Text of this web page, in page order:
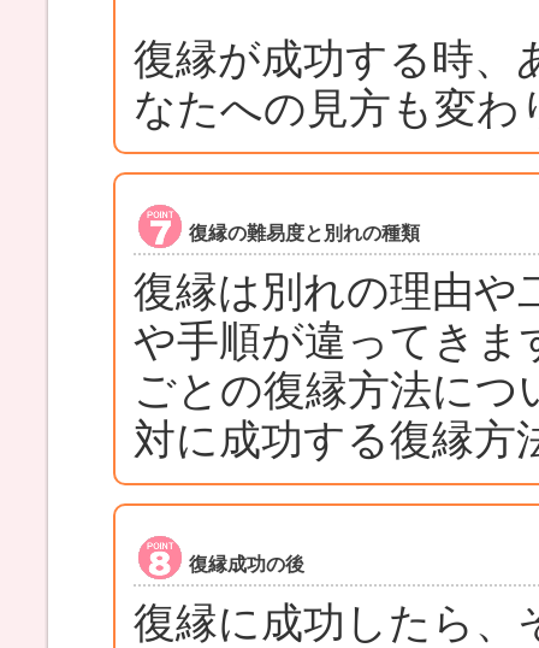
復縁が成功する時、
なたへの見方も変わ
復縁の難易度と別れの種類
復縁は別れの理由や
や手順が違ってきま
ごとの復縁方法に
対に成功する復縁方
復縁成功の後
復縁に成功したら、